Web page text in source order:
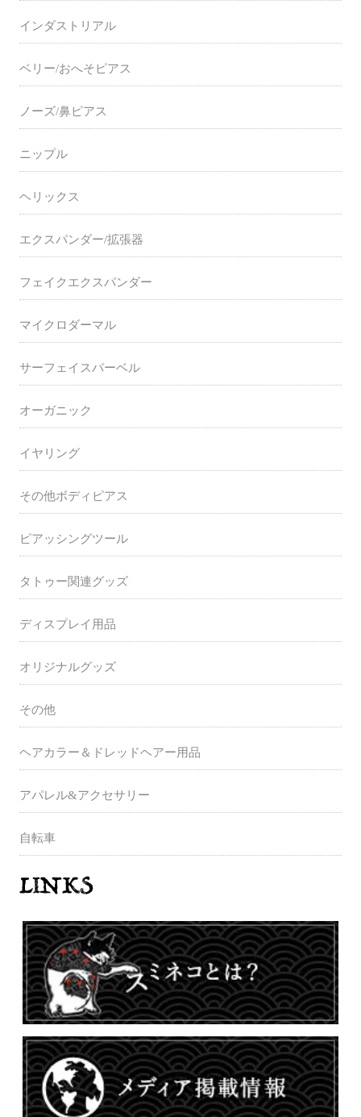
インダストリアル
ベリー/おへそピアス
ノーズ/鼻ピアス
ニップル
ヘリックス
エクスパンダー/拡張器
フェイクエクスパンダー
マイクロダーマル
サーフェイスバーベル
オーガニック
イヤリング
その他ボディピアス
ピアッシングツール
タトゥー関連グッズ
ディスプレイ用品
オリジナルグッズ
その他
ヘアカラー＆ドレッドヘアー用品
アパレル&アクセサリー
自転車